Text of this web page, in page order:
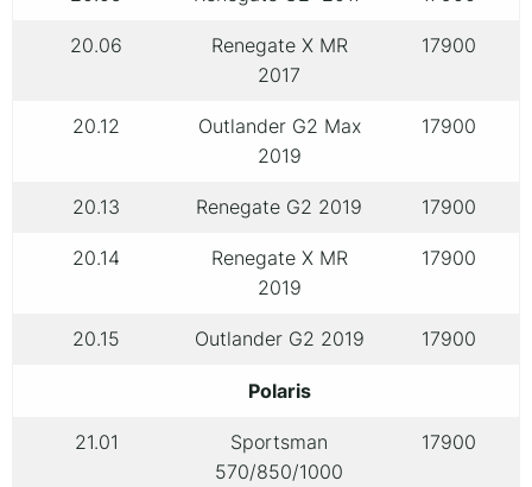
20.06
Renegate X MR
2017
17900
20.12
Outlander G2 Max
2019
17900
20.13 Renegate G2 2019 17900
20.14
Renegate X MR
2019
17900
20.15 Outlander G2 2019 17900
Polaris
21.01
Sportsman
570/850/1000
17900